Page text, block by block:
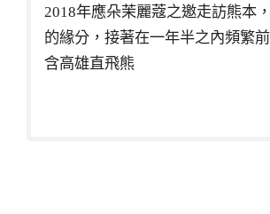
2018年應朵茉麗蔻之邀走訪熊本
的緣分，接著在一年半之內頻繁
含高雄直飛熊